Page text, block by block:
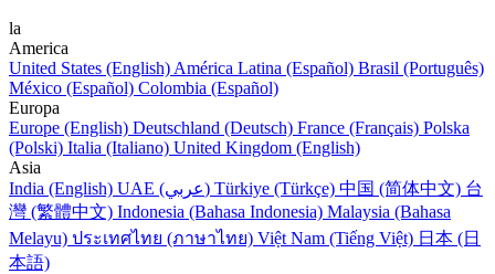
la
America
United States (English) América Latina (Español) Brasil (Português)
México (Español) Colombia (Español)
Europa
Europe (English) Deutschland (Deutsch) France (Français) Polska
(Polski) Italia (Italiano) United Kingdom (English)
Asia
India (English)
UAE (عربي) Türkiye (Türkçe) 中国 (简体中文) 台
灣 (繁體中文) Indonesia (Bahasa Indonesia) Malaysia (Bahasa
Melayu) ประเทศไทย (ภาษาไทย) Việt Nam (Tiếng Việt) 日本 (日
本語)